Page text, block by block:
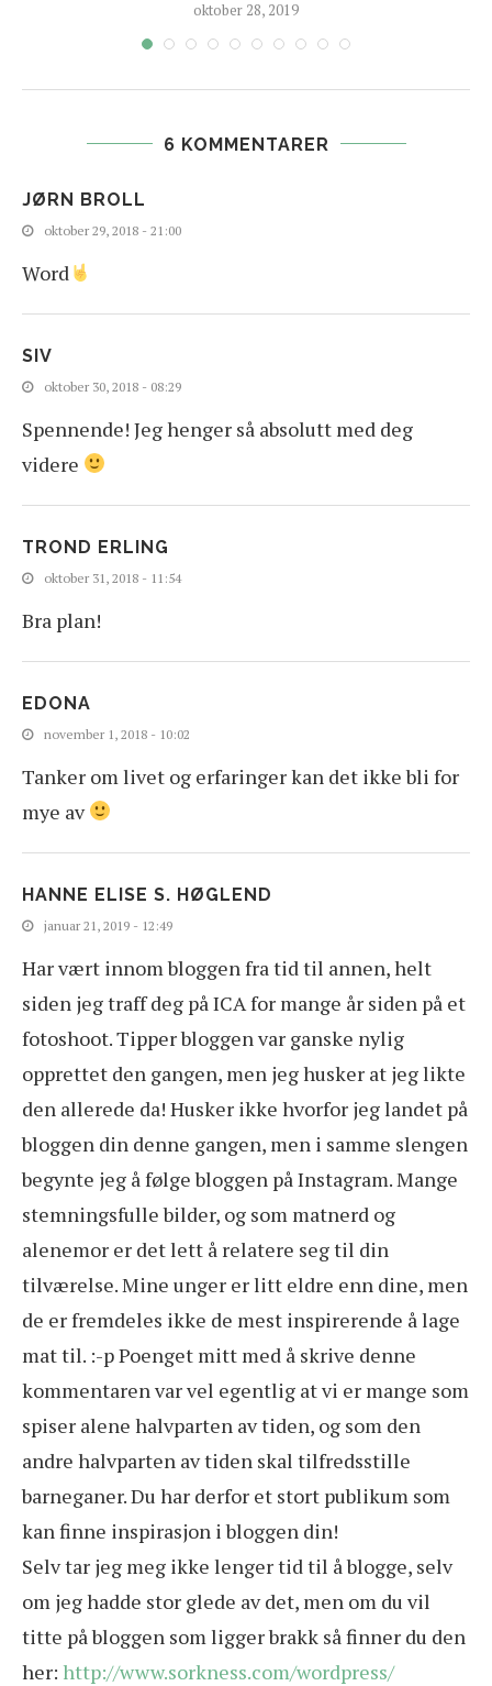
oktober 28, 2019
6 KOMMENTARER
JØRN BROLL
oktober 29, 2018 - 21:00
Word
SIV
oktober 30, 2018 - 08:29
Spennende! Jeg henger så absolutt med deg
videre
TROND ERLING
oktober 31, 2018 - 11:54
Bra plan!
EDONA
november 1, 2018 - 10:02
Tanker om livet og erfaringer kan det ikke bli for
mye av
HANNE ELISE S. HØGLEND
januar 21, 2019 - 12:49
Har vært innom bloggen fra tid til annen, helt
siden jeg traff deg på ICA for mange år siden på et
fotoshoot. Tipper bloggen var ganske nylig
opprettet den gangen, men jeg husker at jeg likte
den allerede da! Husker ikke hvorfor jeg landet på
bloggen din denne gangen, men i samme slengen
begynte jeg å følge bloggen på Instagram. Mange
stemningsfulle bilder, og som matnerd og
alenemor er det lett å relatere seg til din
tilværelse. Mine unger er litt eldre enn dine, men
de er fremdeles ikke de mest inspirerende å lage
mat til. :-p Poenget mitt med å skrive denne
kommentaren var vel egentlig at vi er mange som
spiser alene halvparten av tiden, og som den
andre halvparten av tiden skal tilfredsstille
barneganer. Du har derfor et stort publikum som
kan finne inspirasjon i bloggen din!
Selv tar jeg meg ikke lenger tid til å blogge, selv
om jeg hadde stor glede av det, men om du vil
titte på bloggen som ligger brakk så finner du den
her: http://www.sorkness.com/wordpress/